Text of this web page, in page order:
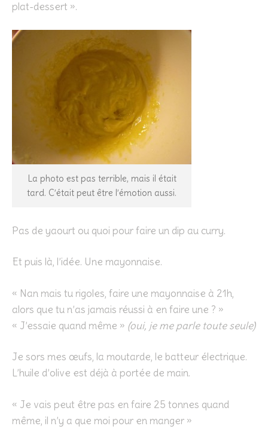
plat-dessert ».
La photo est pas terrible, mais il était
tard. C’était peut être l’émotion aussi.
Pas de yaourt ou quoi pour faire un dip au curry.
Et puis là, l’idée. Une mayonnaise.
« Nan mais tu rigoles, faire une mayonnaise à 21h,
alors que tu n’as jamais réussi à en faire une ? »
« J’essaie quand même » (oui, je me parle toute seule)
Je sors mes œufs, la moutarde, le batteur électrique.
L’huile d’olive est déjà à portée de main.
« Je vais peut être pas en faire 25 tonnes quand
même, il n’y a que moi pour en manger »